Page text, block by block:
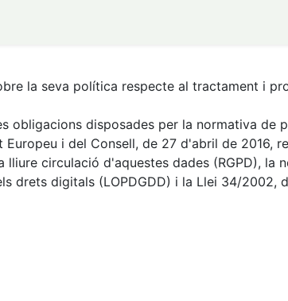
la seva política respecte al tractament i
obligacions disposades per la normativa de
i del Consell, de 27 d'abril de 2016,
circulació d'aquestes dades (RGPD), la
drets digitals (LOPDGDD) i la Llei 34/2002,